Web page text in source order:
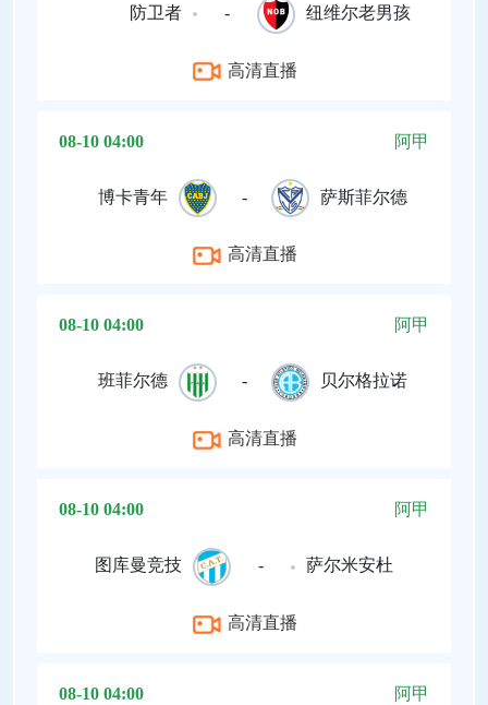
防卫者 - 纽维尔老男孩
高清直播
08-10 04:00 阿甲
博卡青年 - 萨斯菲尔德
高清直播
08-10 04:00 阿甲
班菲尔德 - 贝尔格拉诺
高清直播
08-10 04:00 阿甲
图库曼竞技 - 萨尔米安杜
高清直播
08-10 04:00 阿甲